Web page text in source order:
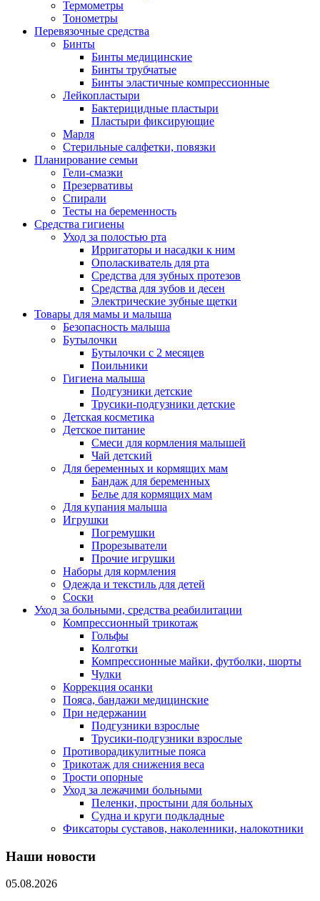
Термометры
Тонометры
Перевязочные средства
Бинты
Бинты медицинские
Бинты трубчатые
Бинты эластичные компрессионные
Лейкопластыри
Бактерицидные пластыри
Пластыри фиксирующие
Марля
Стерильные салфетки, повязки
Планирование семьи
Гели-смазки
Презервативы
Спирали
Тесты на беременность
Средства гигиены
Уход за полостью рта
Ирригаторы и насадки к ним
Ополаскиватель для рта
Средства для зубных протезов
Средства для зубов и десен
Электрические зубные щетки
Товары для мамы и малыша
Безопасность малыша
Бутылочки
Бутылочки с 2 месяцев
Поильники
Гигиена малыша
Подгузники детские
Трусики-подгузники детские
Детская косметика
Детское питание
Смеси для кормления малышей
Чай детский
Для беременных и кормящих мам
Бандаж для беременных
Белье для кормящих мам
Для купания малыша
Игрушки
Погремушки
Прорезыватели
Прочие игрушки
Наборы для кормления
Одежда и текстиль для детей
Соски
Уход за больными, средства реабилитации
Компрессионный трикотаж
Гольфы
Колготки
Компрессионные майки, футболки, шорты
Чулки
Коррекция осанки
Пояса, бандажи медицинские
При недержании
Подгузники взрослые
Трусики-подгузники взрослые
Противорадикулитные пояса
Трикотаж для снижения веса
Трости опорные
Уход за лежачими больными
Пеленки, простыни для больных
Судна и круги подкладные
Фиксаторы суставов, наколенники, налокотники
Наши новости
05.08.2026